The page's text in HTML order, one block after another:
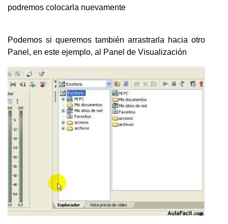
podremos colocarla nuevamente
Podemos si queremos también arrastrarla hacia otro
Panel, en este ejemplo, al Panel de Visualización